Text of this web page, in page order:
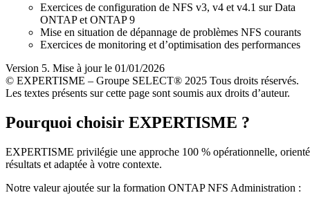
Exercices de configuration de NFS v3, v4 et v4.1 sur Data
ONTAP et ONTAP 9
Mise en situation de dépannage de problèmes NFS courants
Exercices de monitoring et d’optimisation des performances
Version 5. Mise à jour le 01/01/2026
© EXPERTISME – Groupe SELECT® 2025 Tous droits réservés.
Les textes présents sur cette page sont soumis aux droits d’auteur.
Pourquoi choisir EXPERTISME ?
EXPERTISME privilégie une approche 100 % opérationnelle,
résultats et adaptée à votre contexte.
Notre valeur ajoutée sur la formation ONTAP NFS Administration :